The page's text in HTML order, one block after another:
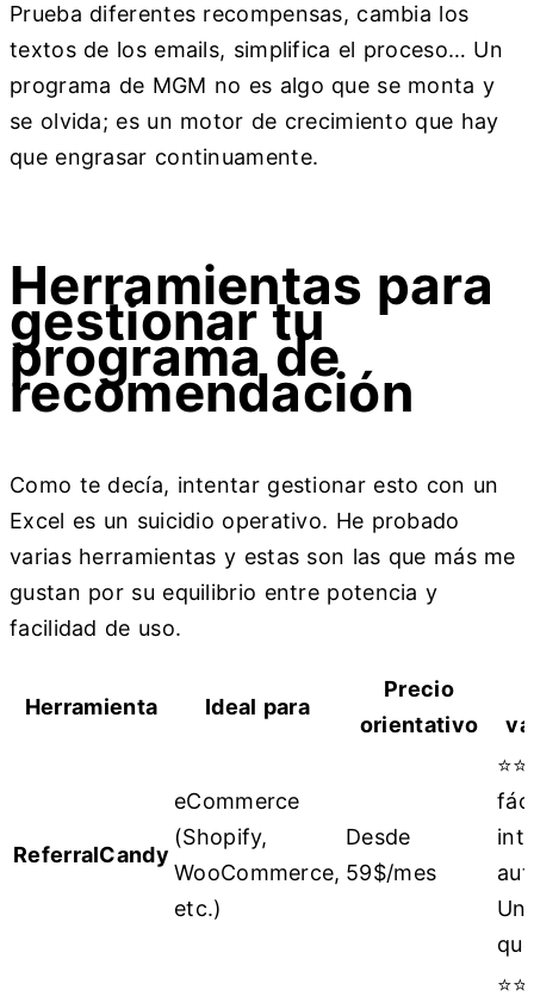
Prueba diferentes recompensas, cambia los
textos de los emails, simplifica el proceso… Un
programa de MGM no es algo que se monta y
se olvida; es un motor de crecimiento que hay
que engrasar continuamente.
Herramientas para
gestionar tu
programa de
recomendación
Como te decía, intentar gestionar esto con un
Excel es un suicidio operativo. He probado
varias herramientas y estas son las que más me
gustan por su equilibrio entre potencia y
facilidad de uso.
Herramienta Ideal para
Precio
orientativo
ReferralCandy
eCommerce
(Shopify,
WooCommerce,
etc.)
Desde
59$/mes
Un